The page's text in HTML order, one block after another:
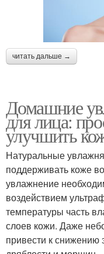
читать дальше →
Домашние
для лица:
улучшить
Натуральные
поддерживать коже
увлажнение
воздействием
температуры часть
слоев кожи. Даже
привести к снижению